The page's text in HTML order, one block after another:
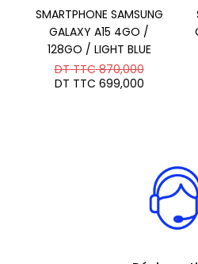
SMARTPHONE SAMSUNG
GALAXY A15 4GO /
128GO / LIGHT BLUE
DT TTC870,000Le
prix
DT TTC 699,000Le